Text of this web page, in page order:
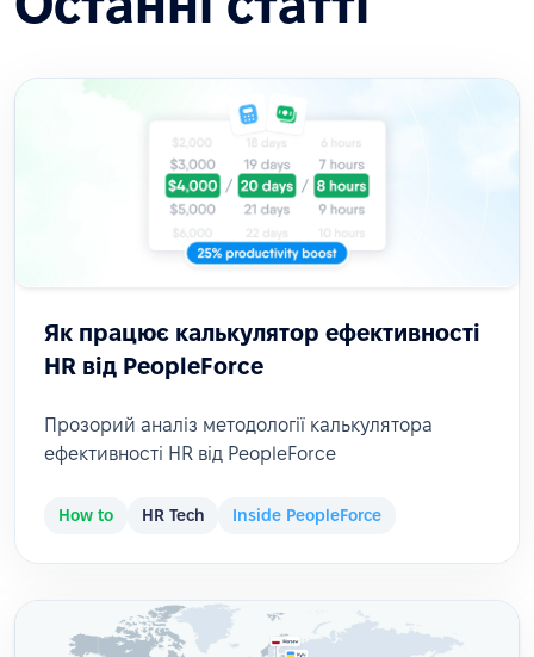
Як працює калькулятор ефективності
HR від PeopleForce
Прозорий аналіз методології калькулятора
ефективності HR від PeopleForce
How to HR Tech Inside PeopleForce